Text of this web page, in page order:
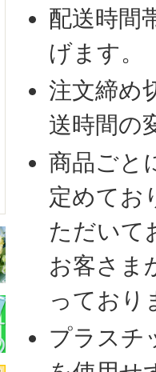
配送時間
げます。
注文締め
送時間の
商品ごと
定めてお
ただいて
お客さま
っており
プラスチ